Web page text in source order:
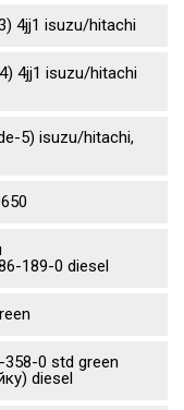
4jj1 isuzu/hitachi
4jj1 isuzu/hitachi
5) isuzu/hitachi,
189-0 diesel
0 std green
diesel